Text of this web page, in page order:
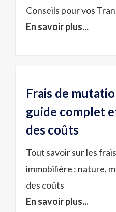
Conseils pour vos
En savoir plus...
Frais de
guide complet
des coûts
Tout savoir sur les
immobilière : nature,
des coûts
En savoir plus...